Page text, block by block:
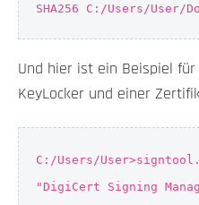
SHA256 C:/Users/User/
Und hier ist ein Beispiel
KeyLocker und einer
C:/Users/
"DigiCert Signing